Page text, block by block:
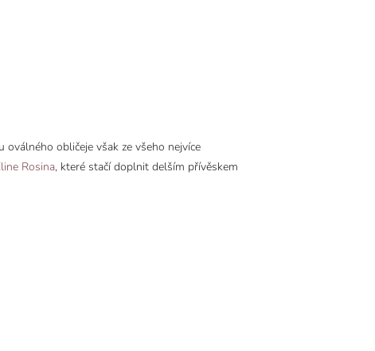
obličeje však ze všeho nejvíce
Rosina, které stačí doplnit delším přívěskem